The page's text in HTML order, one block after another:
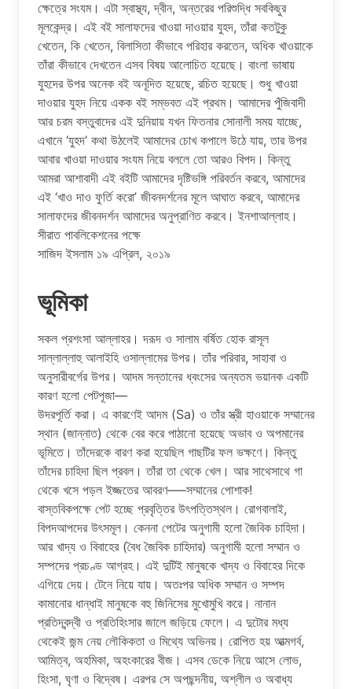
ক্ষেত্রে সংযম। এটা স্বাস্থ্য, দ্বীন, অন্তরের পরিশুদ্ধি সবকিছুর
মূলকেন্দ্র। এই বই সালাফদের খাওয়া দাওয়ার যুহদ, তাঁরা কতটুকু
খেতেন, কি খেতেন, বিলাসিতা কীভাবে পরিহার করতেন, অধিক খাওয়াকে
তাঁরা কীভাবে দেখতেন এসব বিষয় আলোচিত হয়েছে। বাংলা ভাষায়
যুহদের উপর অনেক বই অনূদিত হয়েছে, রচিত হয়েছে। শুধু খাওয়া
দাওয়ার যুহদ নিয়ে একক বই সম্ভবত এই প্রথম। আমাদের পুঁজিবাদী
আর চরম বস্তুবাদের এই দুনিয়ায় যখন ফিতনার সোনালী সময় যাচ্ছে,
এখানে ‘যুহদ’ কথা উঠলেই আমাদের চোখ কপালে উঠে যায়, তার উপর
আবার খাওয়া দাওয়ার সংযম নিয়ে বললে তো আরও বিপদ। কিন্তু
আমরা আশাবাদী এই বইটি আমাদের দৃষ্টিভঙ্গি পরিবর্তন করবে, আমাদের
এই ‘খাও দাও ফুর্তি করো’ জীবনদর্শনের মূলে আঘাত করবে, আমাদের
সালাফদের জীবনদর্শন আমাদের অনুপ্রাণিত করবে। ইনশাআল্লাহ।
সীরাত পাবলিকেশনের পক্ষে
সাজিদ ইসলাম ১৯ এপ্রিল, ২০১৯
ভূমিকা
সকল প্রশংসা আল্লাহর। দরূদ ও সালাম বর্ষিত হোক রাসূল
সাল্লাল্লাহু আলাইহি ওসাল্লামের উপর। তাঁর পরিবার, সাহাবা ও
অনুসারীবর্গের উপর। আদম সন্তানের ধ্বংসের অন্যতম ভয়ানক একটি
কারণ হলো পেটপূজা—
উদরপূর্তি করা। এ কারণেই আদম (Sa) ও তাঁর স্ত্রী হাওয়াকে সম্মানের
স্থান (জান্নাত) থেকে বের করে পাঠানো হয়েছে অভাব ও অপমানের
ভূমিতে। তাঁদেরকে বারণ করা হয়েছিল গাছটির ফল ভক্ষণে। কিন্তু
তাঁদের চাহিদা ছিল প্রবল। তাঁরা তা থেকে খেল। আর সাথেসাথে গা
থেকে খসে পড়ল ইজ্জতের আবরণ—–সম্মানের পোশাক!
বাস্তবিকপক্ষে পেট হচ্ছে প্রবৃত্তির উৎপত্তিস্থল। রোগবালাই,
বিপদআপদের উৎসমূল। কেননা পেটের অনুগামী হলো জৈবিক চাহিদা।
আর খাদ্য ও বিবাহের (বৈধ জৈবিক চাহিদার) অনুগামী হলো সম্মান ও
সম্পদের প্রচণ্ড আগ্রহ। এই দুটিই মানুষকে খাদ্য ও বিবাহের দিকে
এগিয়ে দেয়। টেনে নিয়ে যায়। অতঃপর অধিক সম্মান ও সম্পদ
কামানোর ধান্ধাই মানুষকে বহু জিনিসের মুখোমুখি করে। নানান
প্রতিদ্বন্দ্বী ও প্রতিহিংসার জালে জড়িয়ে ফেলে। এ দুটোর মধ্য
থেকেই জন্ম নেয় লৌকিকতা ও মিথ্যে অভিনয়। রোপিত হয় আত্মগর্ব,
আমিত্ব, অহমিকা, অহংকারের বীজ। এসব ডেকে নিয়ে আসে লোভ,
হিংসা, ঘৃণা ও বিদ্বেষ। এরপর সে অপছন্দনীয়, অশ্লীল ও অবাধ্য